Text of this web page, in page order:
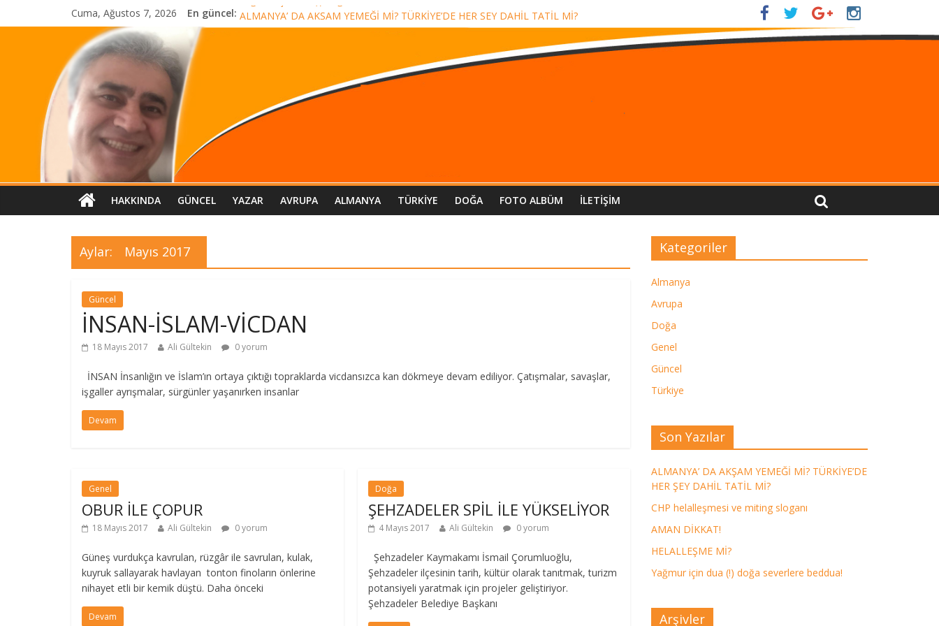
Cuma, Ağustos 7, 2026 En güncel:
Yağmur için dua (!) doğa severlere beddua!
ALMANYA’ DA AKŞAM YEMEĞİ Mİ? TÜRKİYE’DE HER ŞEY DAHİL TATİL Mİ?
HAKKINDA GÜNCEL YAZAR AVRUPA ALMANYA TÜRKIYE DOĞA FOTO ALBÜM İLETIŞIM
Aylar: Mayıs 2017
Güncel
İNSAN-İSLAM-VİCDAN
18 Mayıs 2017 Ali Gültekin 0 yorum
İNSAN İnsanlığın ve İslam’ın ortaya çıktığı topraklarda vicdansızca kan dökmeye devam ediliyor. Çatışmalar, savaşlar,
işgaller ayrışmalar, sürgünler yaşanırken insanlar
Devam
Genel
OBUR İLE ÇOPUR
18 Mayıs 2017 Ali Gültekin 0 yorum
Güneş vurdukça kavrulan, rüzgâr ile savrulan, kulak,
kuyruk sallayarak havlayan tonton finoların önlerine
nihayet etli bir kemik düştü. Daha önceki
Devam
Doğa
ŞEHZADELER SPİL İLE YÜKSELİYOR
4 Mayıs 2017 Ali Gültekin 0 yorum
Şehzadeler Kaymakamı İsmail Çorumluoğlu,
Şehzadeler ilçesinin tarih, kültür olarak tanıtmak, turizm
potansiyeli yaratmak için projeler geliştiriyor.
Şehzadeler Belediye Başkanı
Kategoriler
Almanya
Avrupa
Doğa
Genel
Güncel
Türkiye
Son Yazılar
ALMANYA’ DA AKŞAM YEMEĞİ Mİ? TÜRKİYE’DE
HER ŞEY DAHİL TATİL Mİ?
CHP helalleşmesi ve miting sloganı
AMAN DİKKAT!
HELALLEŞME Mİ?
Yağmur için dua (!) doğa severlere beddua!
Arşivler